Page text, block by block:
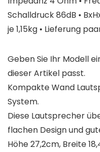
Schalldruck 86dB •
je 1,15kg • Lieferung
Geben Sie Ihr Modell
dieser Artikel passt.
Kompakte Wand
System.
Diese Lautsprecher
flachen Design und
Höhe 27,2cm, Breite